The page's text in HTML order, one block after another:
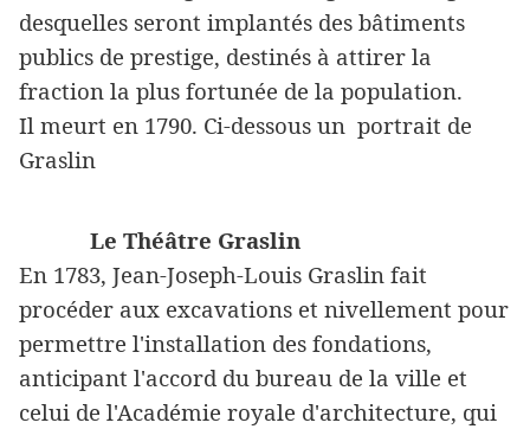
desquelles seront implantés des bâtiments
publics de prestige, destinés à attirer la
fraction la plus fortunée de la population.
Il meurt en 1790. Ci-dessous un portrait de
Graslin
Le Théâtre Graslin
En 1783, Jean-Joseph-Louis Graslin fait
procéder aux excavations et nivellement pour
permettre l'installation des fondations,
anticipant l'accord du bureau de la ville et
celui de l'Académie royale d'architecture, qui